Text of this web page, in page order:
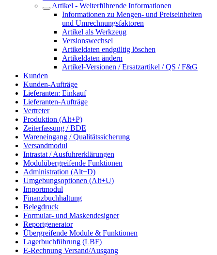
Artikel - Weiterführende Informationen
Informationen zu Mengen- und Preiseinheiten
und Umrechnungsfaktoren
Artikel als Werkzeug
Versionswechsel
Artikeldaten endgültig löschen
Artikeldaten ändern
Artikel-Versionen / Ersatzartikel / QS / F&G
Kunden
Kunden-Aufträge
Lieferanten: Einkauf
Lieferanten-Aufträge
Vertreter
Produktion (Alt+P)
Zeiterfassung / BDE
Wareneingang / Qualitätssicherung
Versandmodul
Intrastat / Ausfuhrerklärungen
Modulübergreifende Funktionen
Administration (Alt+D)
Umgebungsoptionen (Alt+U)
Importmodul
Finanzbuchhaltung
Belegdruck
Formular- und Maskendesigner
Reportgenerator
Übergreifende Module & Funktionen
Lagerbuchführung (LBF)
E-Rechnung Versand/Ausgang